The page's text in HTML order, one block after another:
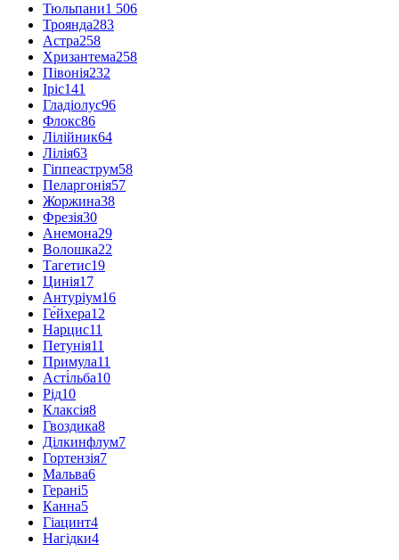
Тюльпани1 506
Троянда283
Астра258
Хризантема258
Півонія232
Іріс141
Гладіолус96
Флокс86
Лілійник64
Лілія63
Гіппеаструм58
Пеларгонія57
Жоржина38
Фрезія30
Анемона29
Волошка22
Тагетис19
Цинія17
Антуріум16
Ге́йхера12
Нарцис11
Петунія11
Примула11
Асті́льба10
Рід10
Клаксія8
Гвоздика8
Ділкинфлум7
Гортензія7
Мальва6
Герані5
Канна5
Гіацинт4
Нагідки4